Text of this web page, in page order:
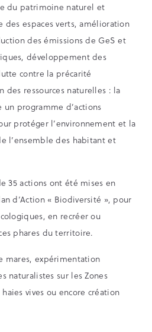
du patrimoine naturel et
des espaces verts, amélioration
des émissions de GeS et
développement des
contre la précarité
des ressources naturelles : la
programme d’actions
protéger l’environnement et la
l’ensemble des habitant et
35 actions ont été mises en
d’Action « Biodiversité », pour
en recréer ou
phares du territoire.
mares, expérimentation
naturalistes sur les Zones
vives ou encore création